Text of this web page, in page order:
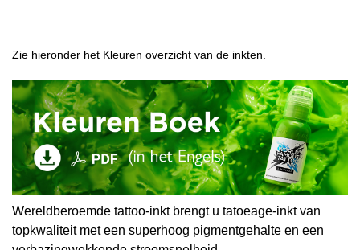
Zie hieronder het Kleuren overzicht van de inkten.
Wereldberoemde tattoo-inkt brengt u tatoeage-inkt van
topkwaliteit met een superhoog pigmentgehalte en een